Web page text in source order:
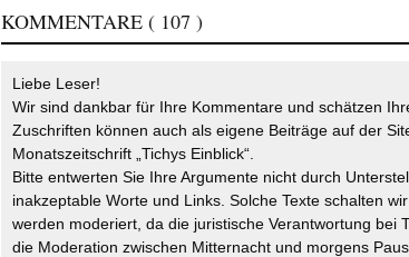
KOMMENTARE ( 107 )
Liebe Leser!
Wir sind dankbar für Ihre Kommentare und schätzen
Zuschriften können auch als eigene Beiträge auf der
Monatszeitschrift „Tichys Einblick“.
Bitte entwerten Sie Ihre Argumente nicht durch
inakzeptable Worte und Links. Solche Texte schalten
werden moderiert, da die juristische Verantwortung bei
die Moderation zwischen Mitternacht und morgens